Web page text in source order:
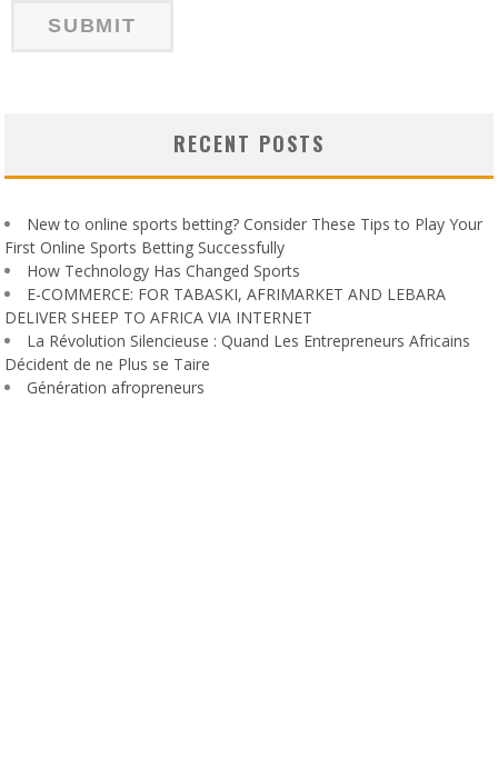
RECENT POSTS
New to online sports betting? Consider These Tips to Play Your
First Online Sports Betting Successfully
How Technology Has Changed Sports
E-COMMERCE: FOR TABASKI, AFRIMARKET AND LEBARA
DELIVER SHEEP TO AFRICA VIA INTERNET
La Révolution Silencieuse : Quand Les Entrepreneurs Africains
Décident de ne Plus se Taire
Génération afropreneurs